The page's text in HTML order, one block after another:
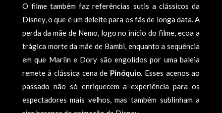
O filme também faz referências sutis a clássicos da
Disney, o que é um deleite para os fãs de longa data. A
perda da mãe de Nemo, logo no início do filme, ecoa a
trágica morte da mãe de Bambi, enquanto a sequência
em que Marlin e Dory são engolidos por uma baleia
remete à clássica cena de Pinóquio. Esses acenos ao
passado não só enriquecem a experiência para os
espectadores mais velhos, mas também sublinham a